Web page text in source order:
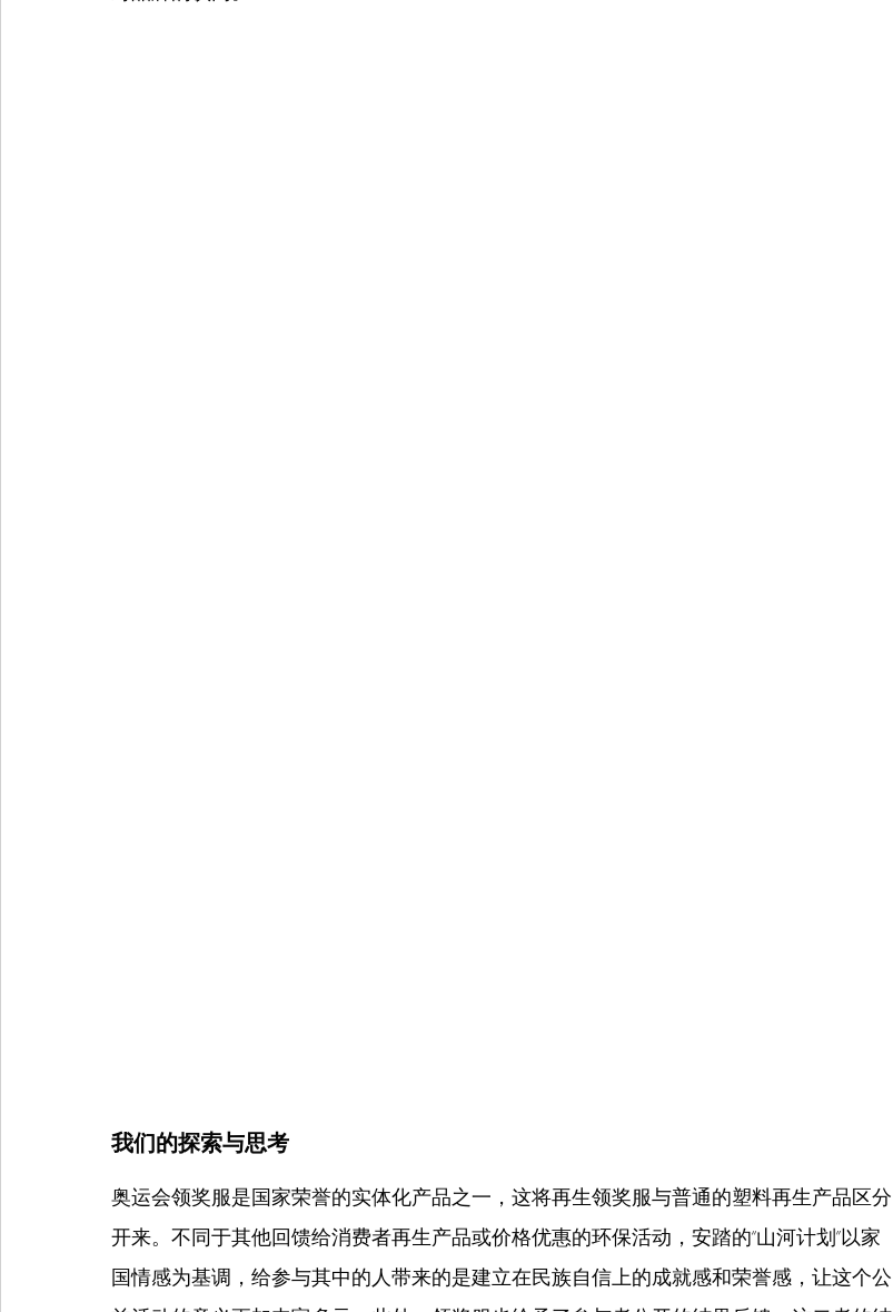
我们的探索与思考
奥运会领奖服是国家荣誉的实体化产品之一，这将再生领奖服与普通的塑料再生产品区分
开来。不同于其他回馈给消费者再生产品或价格优惠的环保活动，安踏的“山河计划”以家
国情感为基调，给参与其中的人带来的是建立在民族自信上的成就感和荣誉感，让这个公